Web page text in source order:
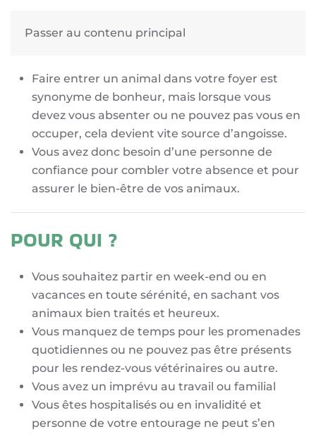
Passer au contenu principal
POURQUOI ?
Faire entrer un animal dans votre foyer est
synonyme de bonheur, mais lorsque vous
devez vous absenter ou ne pouvez pas vous en
occuper, cela devient vite source d’angoisse.
Vous avez donc besoin d’une personne de
confiance pour combler votre absence et pour
assurer le bien-être de vos animaux.
POUR QUI ?
Vous souhaitez partir en week-end ou en
vacances en toute sérénité, en sachant vos
animaux bien traités et heureux.
Vous manquez de temps pour les promenades
quotidiennes ou ne pouvez pas être présents
pour les rendez-vous vétérinaires ou autre.
Vous avez un imprévu au travail ou familial
Vous êtes hospitalisés ou en invalidité et
personne de votre entourage ne peut s’en